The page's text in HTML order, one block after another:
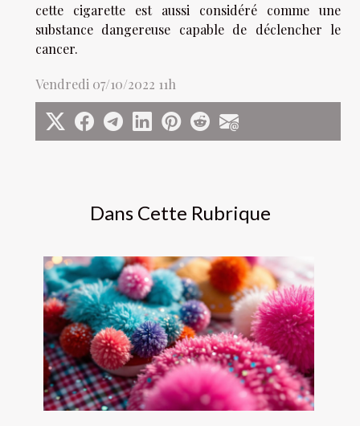
Dans Cette Rubrique
cette cigarette est aussi considéré comme une
substance dangereuse capable de déclencher le
cancer.
Vendredi 07/10/2022 11h